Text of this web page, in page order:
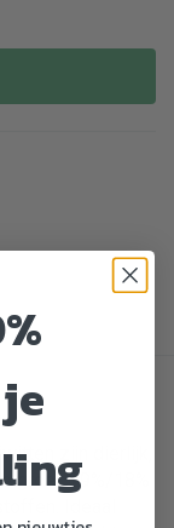
zijn dierlijk,
groei: 29%/18%
Ideaal